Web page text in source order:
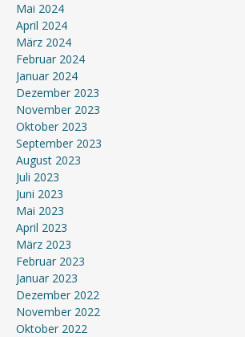
Mai 2024
April 2024
März 2024
Februar 2024
Januar 2024
Dezember 2023
November 2023
Oktober 2023
September 2023
August 2023
Juli 2023
Juni 2023
Mai 2023
April 2023
März 2023
Februar 2023
Januar 2023
Dezember 2022
November 2022
Oktober 2022